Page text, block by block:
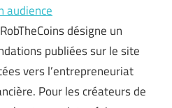
audience
désigne un
publiées sur le site
vers l’entrepreneuriat
Pour les créateurs de